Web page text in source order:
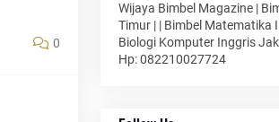
0
Wijaya Bimbel Magazine |
Timur | | Bimbel Matematika
Biologi Komputer Inggris
Hp: 082210027724